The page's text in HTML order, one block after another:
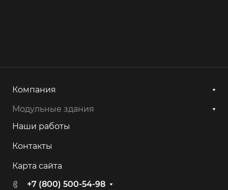
Компания
Модульные здания
Наши работы
Контакты
Карта сайта
+7 (800) 500-54-98